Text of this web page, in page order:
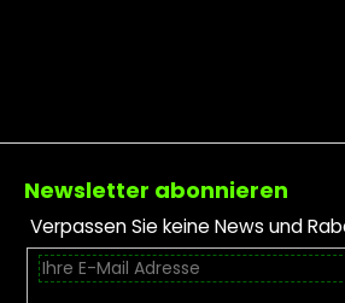
Fußzeile
Newsletter abonnieren
Verpassen Sie keine News und